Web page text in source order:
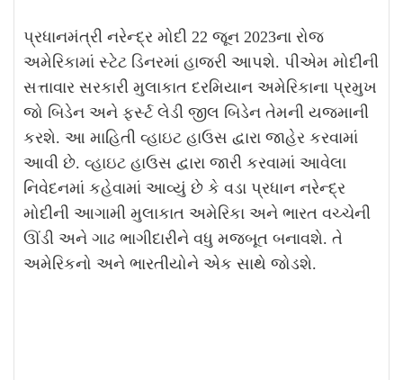
પ્રધાનમંત્રી નરેન્દ્ર મોદી 22 જૂન 2023ના રોજ
અમેરિકામાં સ્ટેટ ડિનરમાં હાજરી આપશે. પીએમ મોદીની
સત્તાવાર સરકારી મુલાકાત દરમિયાન અમેરિકાના પ્રમુખ
જો બિડેન અને ફર્સ્ટ લેડી જીલ બિડેન તેમની યજમાની
કરશે. આ માહિતી વ્હાઇટ હાઉસ દ્વારા જાહેર કરવામાં
આવી છે. વ્હાઇટ હાઉસ દ્વારા જારી કરવામાં આવેલા
નિવેદનમાં કહેવામાં આવ્યું છે કે વડા પ્રધાન નરેન્દ્ર
મોદીની આગામી મુલાકાત અમેરિકા અને ભારત વચ્ચેની
ઊંડી અને ગાઢ ભાગીદારીને વધુ મજબૂત બનાવશે. તે
અમેરિકનો અને ભારતીયોને એક સાથે જોડશે.